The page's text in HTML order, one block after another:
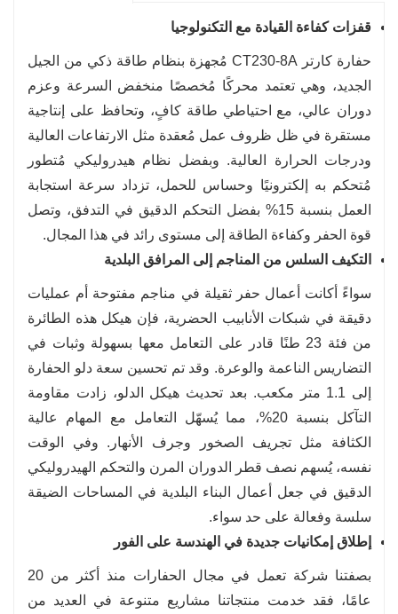
قفزات كفاءة القيادة مع التكنولوجيا
حفارة كارتر CT230-8A مُجهزة بنظام طاقة ذكي من الجيل
الجديد، وهي تعتمد محركًا مُخصصًا منخفض السرعة وعزم
دوران عالي، مع احتياطي طاقة كافٍ، وتحافظ على إنتاجية
مستقرة في ظل ظروف عمل مُعقدة مثل الارتفاعات العالية
ودرجات الحرارة العالية. وبفضل نظام هيدروليكي مُتطور
مُتحكم به إلكترونيًا وحساس للحمل، تزداد سرعة استجابة
العمل بنسبة 15% بفضل التحكم الدقيق في التدفق، وتصل
قوة الحفر وكفاءة الطاقة إلى مستوى رائد في هذا المجال.
التكيف السلس من المناجم إلى المرافق البلدية
سواءً أكانت أعمال حفر ثقيلة في مناجم مفتوحة أم عمليات
دقيقة في شبكات الأنابيب الحضرية، فإن هيكل هذه الطائرة
من فئة 23 طنًا قادر على التعامل معها بسهولة وثبات في
التضاريس الناعمة والوعرة. وقد تم تحسين سعة دلو الحفارة
إلى 1.1 متر مكعب. بعد تحديث هيكل الدلو، زادت مقاومة
التآكل بنسبة 20%، مما يُسهّل التعامل مع المهام عالية
الكثافة مثل تجريف الصخور وجرف الأنهار. وفي الوقت
نفسه، يُسهم نصف قطر الدوران المرن والتحكم الهيدروليكي
الدقيق في جعل أعمال البناء البلدية في المساحات الضيقة
سلسة وفعالة على حد سواء.
إطلاق إمكانيات جديدة في الهندسة على الفور
بصفتنا شركة تعمل في مجال الحفارات منذ أكثر من 20
عامًا، فقد خدمت منتجاتنا مشاريع متنوعة في العديد من